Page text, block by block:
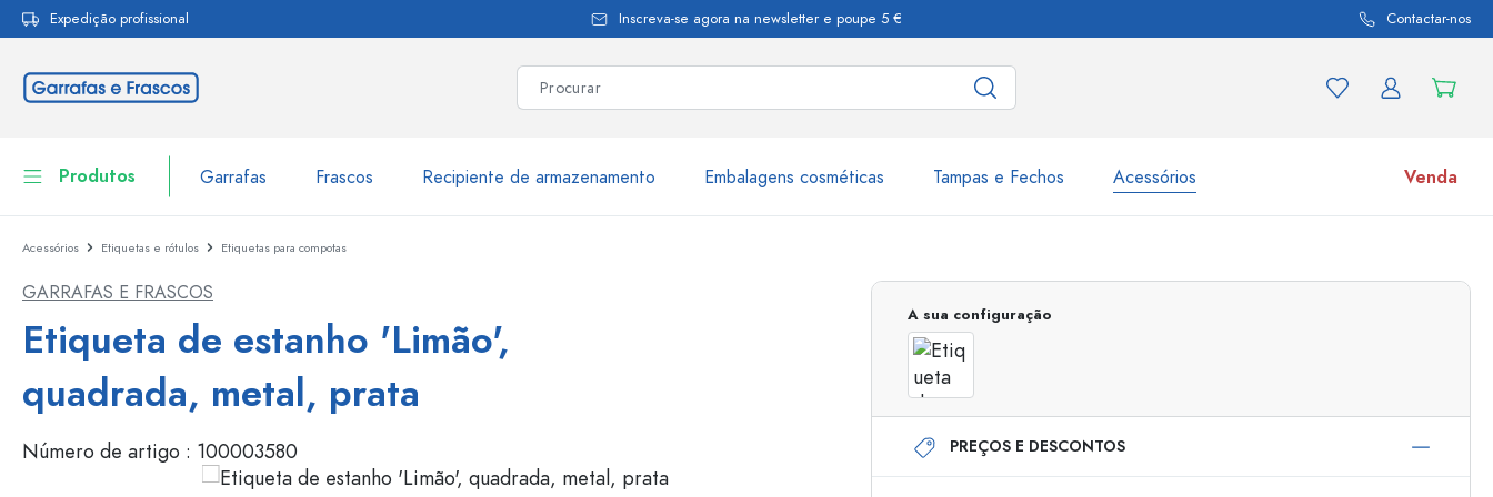
Saltar para a navegação principal
Expedição profissional Inscreva-se agora na newsletter e poupe 5 € Contactar-nos
Produtos Garrafas Frascos Recipiente de armazenamento Embalagens cosméticas Tampas e Fechos Acessórios Venda
Garrafas
Recipiente de armazenamento
Louça de mesa
Embalagens cosméticas
Ir para categoria Garrafas
Garrafas por marca
Garrafas WECK
Garrafas por função
Garrafas com tampa mecânica
Frascos de pulverização
Dispensadores Airless
Frascos com roll-on
Frascos
Acessórios Etiquetas e rótulos Etiquetas para compotas
GARRAFAS E FRASCOS
Etiqueta de estanho 'Limão',
quadrada, metal, prata
Número de artigo : 100003580
A sua configuração
PREÇOS E DESCONTOS